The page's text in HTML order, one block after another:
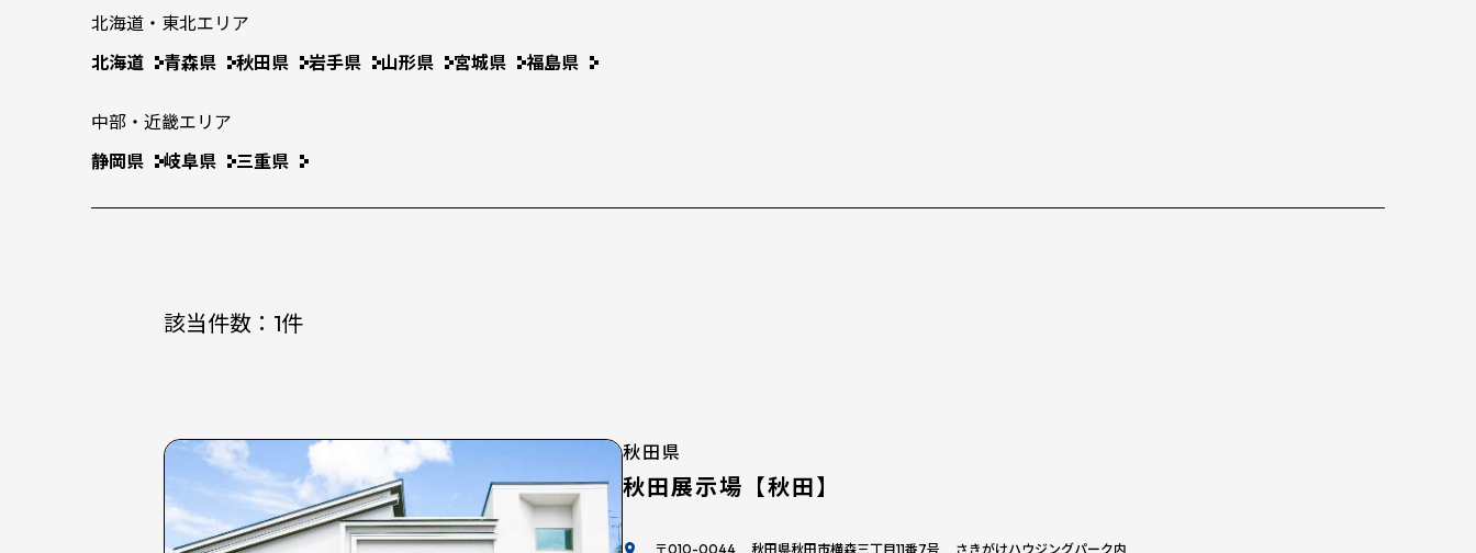
北海道・東北エリア
北海道
青森県 秋田県 岩手県 山形県 宮城県 福島県
中部・近畿エリア
静岡県
岐阜県 三重県
該当件数： 1件
秋田県
秋田展示場【秋田】
〒010-0044 秋田県秋田市横森三丁目11番7号 さきがけハウジングパーク内